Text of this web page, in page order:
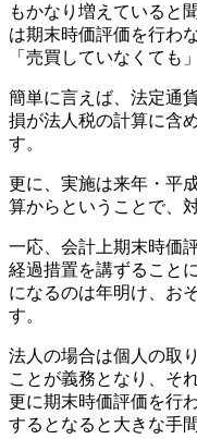
もかなり増えていると
は期末時価評価を行わ
「売買していなくても
簡単に言えば、法定通
損が法人税の計算に含
す。
更に、実施は来年・平
算からということで、
一応、会計上期末時価
経過措置を講ずること
になるのは年明け、お
す。
法人の場合は個人の取
ことが義務となり、そ
更に期末時価評価を行
するとなると大きな手